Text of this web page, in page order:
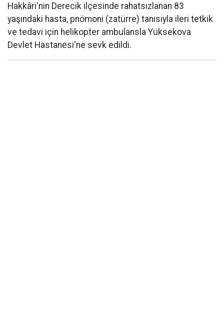
Hakkâri'nin Derecik ilçesinde rahatsızlanan 83
yaşındaki hasta, pnömoni (zatürre) tanısıyla ileri tetkik
ve tedavi için helikopter ambulansla Yüksekova
Devlet Hastanesi'ne sevk edildi.